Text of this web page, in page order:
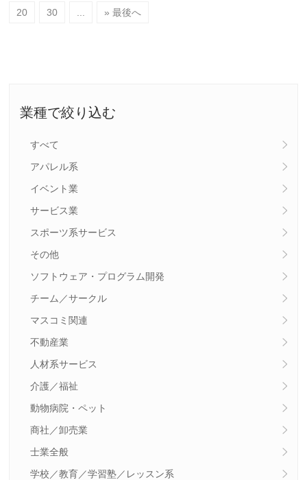
業種で絞り込む
すべて
アパレル系
イベント業
サービス業
スポーツ系サービス
その他
ソフトウェア・プログラム開発
チーム／サークル
マスコミ関連
不動産業
人材系サービス
介護／福祉
動物病院・ペット
商社／卸売業
士業全般
学校／教育／学習塾／レッスン系
20 30 » 最後へ